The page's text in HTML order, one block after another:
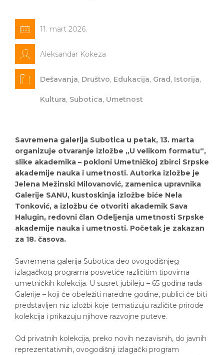
11. mart 2026.
Aleksandar Kokeza
Dešavanja, Društvo, Edukacija, Grad , Istorija,
Kultura, Subotica, Umetnost
Savremena galerija Subotica u petak, 13. marta
organizuje otvaranje izložbe „U velikom formatu“,
slike akademika – pokloni Umetničkoj zbirci Srpske
akademije nauka i umetnosti. Autorka izložbe je
Jelena Mežinski Milovanović, zamenica upravnika
Galerije SANU, kustoskinja izložbe biće Nela
Tonković, a izložbu će otvoriti akademik Sava
Halugin, redovni član Odeljenja umetnosti Srpske
akademije nauka i umetnosti. Početak je zakazan
za 18. časova.
Savremena galerija Subotica deo ovogodišnjeg
izlagačkog programa posvetiće različitim tipovima
umetničkih kolekcija. U susret jubileju – 65 godina rada
Galerije – koji će obeležiti naredne godine, publici će biti
predstavljen niz izložbi koje tematizuju različite prirode
kolekcija i prikazuju njihove razvojne puteve.
Od privatnih kolekcija, preko novih nezavisnih, do javnih
reprezentativnih, ovogodišnji izlagački program